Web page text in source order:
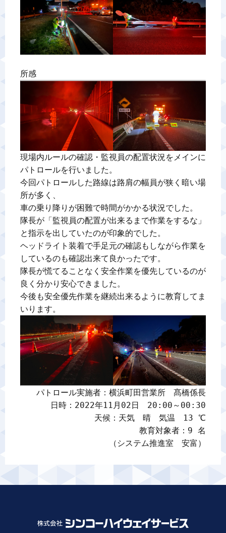
所感
現場内ルールの確認・監視員の配置状況をメインに
パトロールを行いました。
今回パトロールした路線は路肩の幅員が狭く暗い場
所が多く、
車の乗り降りが困難で時間がかかる状況でした。
隊長が「監視員の配置が出来るまで作業をするな」
と指示を出していたのが印象的でした。
ヘッドライト装着で手足元の確認もしながら作業を
しているのも確認出来て良かったです。
隊長が慌てることなく安全作業を優先しているのが
良く分かり安心できました。
今後も安全優先作業を継続出来るように教育してま
パトロール実施者：横浜町田営業所　髙橋係長
日時：2022年11月02日　20:00～00:30
天候：天気　晴　気温　13 ℃
教育対象者：9 名
（システム推進室　安富）